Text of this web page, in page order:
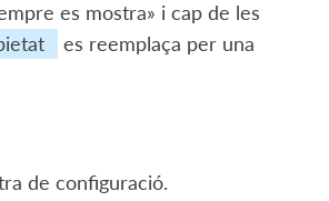
es mostra» i cap de les
es reemplaça per una
de configuració.